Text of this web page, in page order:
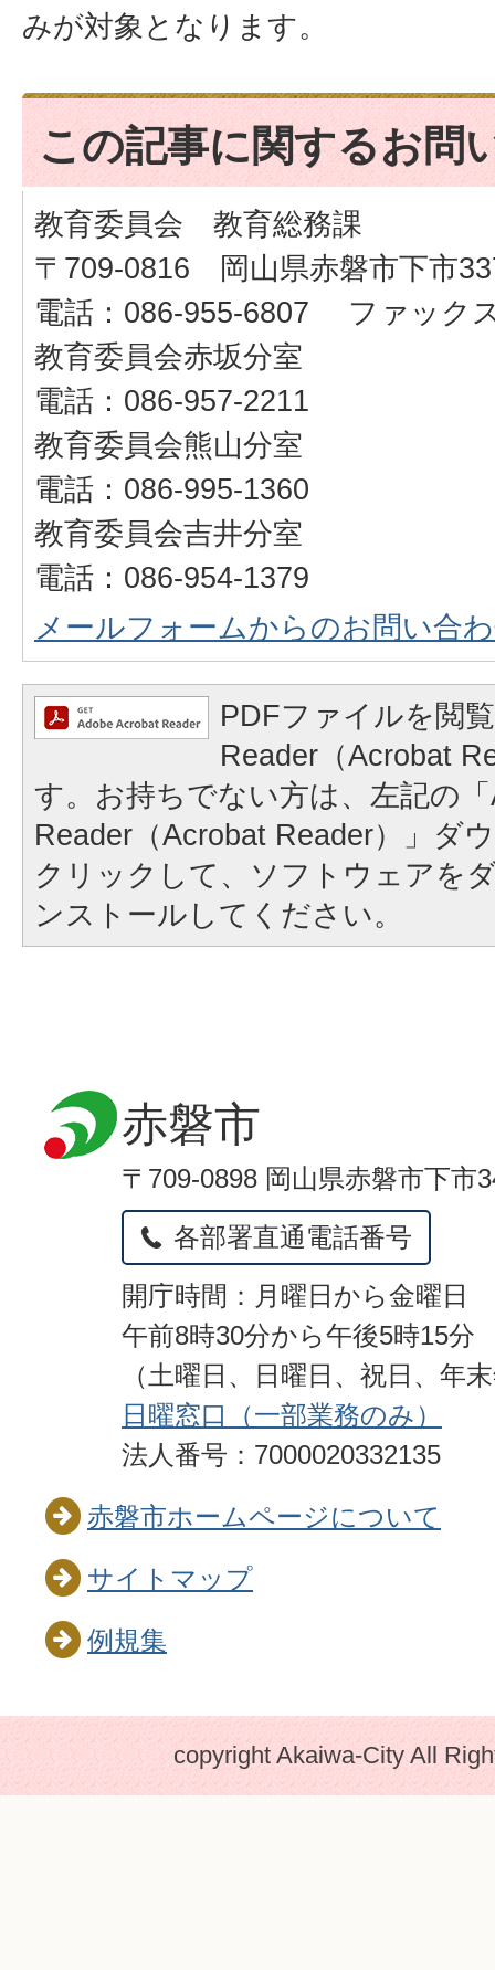
みが対象となります。
この記事に関するお問
教育委員会 教育総務課
〒709-0816 岡山県赤磐市下市
電話：086-955-6807 ファック
教育委員会赤坂分室
電話：086-957-2211
教育委員会熊山分室
電話：086-995-1360
教育委員会吉井分室
電話：086-954-1379
メールフォームからのお問い合
PDFファイルを閲
Reader（Acrobat
す。お持ちでない方は、左記の
Reader（Acrobat Reader）」ダ
クリックして、ソフトウェアを
ンストールしてください。
赤磐市
〒709-0898 岡山県赤磐市下市
各部署直通電話番号
開庁時間：月曜日から金曜日
午前8時30分から午後5時15分
（土曜日、日曜日、祝日、年
日曜窓口（一部業務のみ）
法人番号：7000020332135
赤磐市ホームページについて
サイトマップ
例規集
copyright Akaiwa-City All